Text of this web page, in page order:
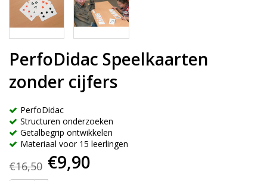
PerfoDidac Speelkaarten
zonder cijfers
PerfoDidac
Structuren onderzoeken
Getalbegrip ontwikkelen
Materiaal voor 15 leerlingen
€16,50 €9,90